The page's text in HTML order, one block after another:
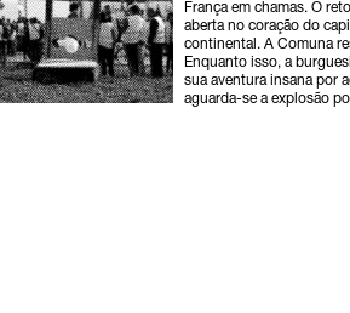
França em chamas. O
aberta no coração do
continental. A Comuna
Enquanto isso, a
sua aventura insana por
aguarda-se a explosão